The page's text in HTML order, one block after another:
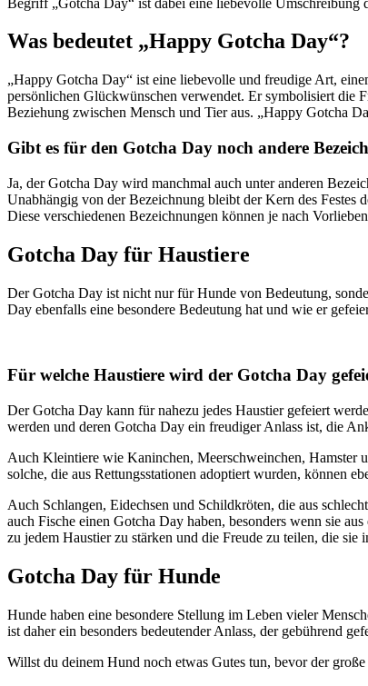
Was bedeutet „Happy Gotcha Day“?
„Happy Gotcha Day“ ist eine liebevolle und freudige Art,
persönlichen Glückwünschen verwendet. Er symbolisiert die
Beziehung zwischen Mensch und Tier aus. „Happy Gotcha
Gibt es für den Gotcha Day noch andere
Ja, der Gotcha Day wird manchmal auch unter anderen
Unabhängig von der Bezeichnung bleibt der Kern des Festes
Diese verschiedenen Bezeichnungen können je nach
Gotcha Day für Haustiere
Der Gotcha Day ist nicht nur für Hunde von Bedeutung,
Day ebenfalls eine besondere Bedeutung hat und wie er
Für welche Haustiere wird der Gotcha Day
Der Gotcha Day kann für nahezu jedes Haustier gefeiert
werden und deren Gotcha Day ein freudiger Anlass ist, die
Auch Kleintiere wie Kaninchen, Meerschweinchen, Hamster
solche, die aus Rettungsstationen adoptiert wurden, können
Auch Schlangen, Eidechsen und Schildkröten, die aus
auch Fische einen Gotcha Day haben, besonders wenn sie
zu jedem Haustier zu stärken und die Freude zu teilen, die sie
Gotcha Day für Hunde
Hunde haben eine besondere Stellung im Leben vieler
ist daher ein besonders bedeutender Anlass, der gebührend
Willst du deinem Hund noch etwas Gutes tun, bevor der